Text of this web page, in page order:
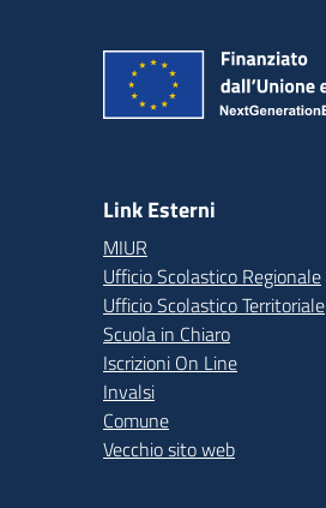
Link Esterni
MIUR
Ufficio Scolastico Regionale
Ufficio Scolastico Territoriale
Scuola in Chiaro
Iscrizioni On Line
Invalsi
Comune
Vecchio sito web